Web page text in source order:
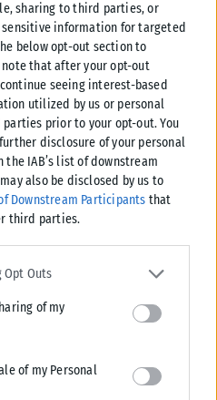
sharing to third parties, or
sensitive information for targeted
below opt-out section to
that after your opt-out
seeing interest-based
utilized by us or personal
prior to your opt-out. You
disclosure of your personal
IAB’s list of downstream
also be disclosed by us to
Downstream Participants that
third parties.
uses one or more Google
information including but not
third-party tags to use your data
Google consent section.
Opt Outs
of my
of my Personal
του Netflix ανακάλυψαν
ήχος φόρτωσης της
έχουν αναρωτηθεί για την